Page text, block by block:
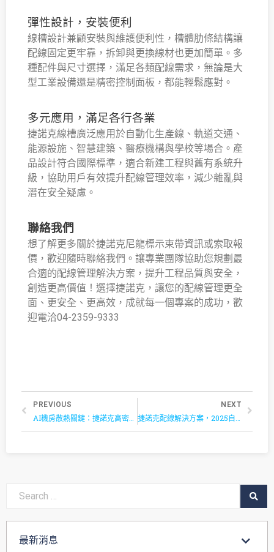
最新消息
彈性設計，安裝便利
線槽設計兼顧安裝與維護便利性，槽體肋條結構讓
配線固定更牢靠，拆卸與更換線材也更加簡單。多
種配件與尺寸選擇，滿足各類配線需求，無論是大
型工業設備還是精密控制面板，都能輕鬆應對。
多元應用，滿足各行各業
捷諾克線槽廣泛應用於自動化生產線、軌道交通、
能源設施、智慧建築、醫療機構與學校等場合。產
品設計符合國際標準，適合新建工程與舊有系統升
級，協助用戶有效提升配線管理效率，減少雜亂與
潛在安全疑慮。
聯絡我們
想了解更多關於捷諾克尼龍標示束帶資訊或索取報
價，歡迎隨時聯絡我們。讓專業團隊協助您規劃最
合適的配線管理解決方案，提升工程品質與安全，
創造更高價值！選擇捷諾克，讓您的配線管理更全
面、更安全、更高效，成就每一個專案的成功，歡
迎電洽04-2359-9333
PREVIOUS NEXT